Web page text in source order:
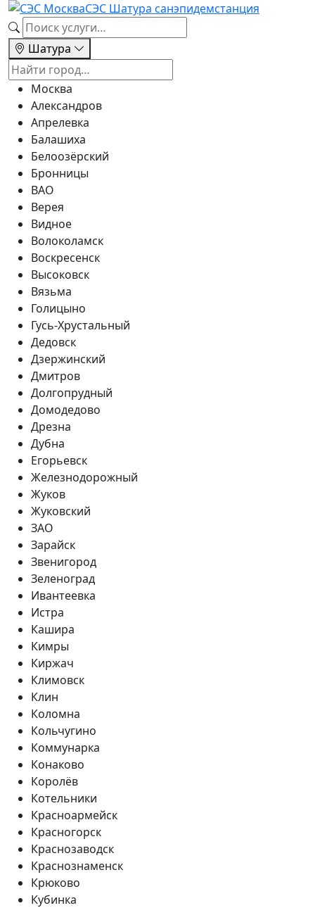
СЭС Шатура санэпидемстанция
Шатура
Москва
Александров
Апрелевка
Балашиха
Белоозёрский
Бронницы
ВАО
Верея
Видное
Волоколамск
Воскресенск
Высоковск
Вязьма
Голицыно
Гусь-Хрустальный
Дедовск
Дзержинский
Дмитров
Долгопрудный
Домодедово
Дрезна
Дубна
Егорьевск
Железнодорожный
Жуков
Жуковский
ЗАО
Зарайск
Звенигород
Зеленоград
Ивантеевка
Истра
Кашира
Кимры
Киржач
Климовск
Клин
Коломна
Кольчугино
Коммунарка
Конаково
Королёв
Котельники
Красноармейск
Красногорск
Краснозаводск
Краснознаменск
Крюково
Кубинка